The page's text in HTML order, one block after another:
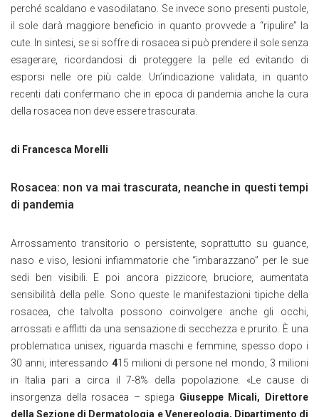
perché scaldano e vasodilatano. Se invece sono presenti pustole,
il sole darà maggiore beneficio in quanto provvede a “ripulire” la
cute. In sintesi, se si soffre di rosacea si può prendere il sole senza
esagerare, ricordandosi di proteggere la pelle ed evitando di
esporsi nelle ore più calde. Un’indicazione validata, in quanto
recenti dati confermano che in epoca di pandemia anche la cura
della rosacea non deve essere trascurata.
di Francesca Morelli
Rosacea: non va mai trascurata, neanche in questi tempi
di pandemia
Arrossamento transitorio o persistente, soprattutto su guance,
naso e viso, lesioni infiammatorie che “imbarazzano” per le sue
sedi ben visibili. E poi ancora pizzicore, bruciore, aumentata
sensibilità della pelle. Sono queste le manifestazioni tipiche della
rosacea, che talvolta possono coinvolgere anche gli occhi,
arrossati e afflitti da una sensazione di secchezza e prurito. È una
problematica unisex, riguarda maschi e femmine, spesso dopo i
30 anni, interessando 415 milioni di persone nel mondo, 3 milioni
in Italia pari a circa il 7-8% della popolazione. «Le cause di
insorgenza della rosacea – spiega Giuseppe Micali, Direttore
della Sezione di Dermatologia e Venereologia, Dipartimento di